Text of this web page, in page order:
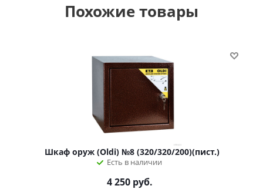
Похожие товары
Шкаф оруж (Oldi) №8 (320/320/200)(пист.)
Есть в наличии
4 250 руб.